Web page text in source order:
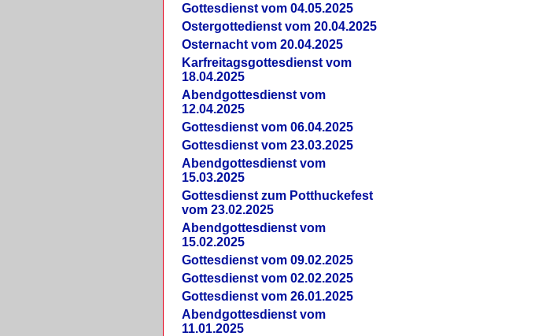
Gottesdienst vom 04.05.2025
Ostergottedienst vom 20.04.2025
Osternacht vom 20.04.2025
Karfreitagsgottesdienst vom
18.04.2025
Abendgottesdienst vom
12.04.2025
Gottesdienst vom 06.04.2025
Gottesdienst vom 23.03.2025
Abendgottesdienst vom
15.03.2025
Gottesdienst zum Potthuckefest
vom 23.02.2025
Abendgottesdienst vom
15.02.2025
Gottesdienst vom 09.02.2025
Gottesdienst vom 02.02.2025
Gottesdienst vom 26.01.2025
Abendgottesdienst vom
11.01.2025